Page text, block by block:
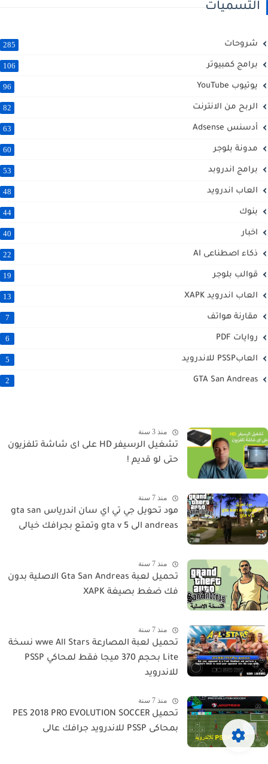
التسميات
شروحات 285
برامج كمبيوتر 106
يوتيوب YouTube 96
الربح من الانترنت 82
أدسنس Adsense 63
مدونة بلوجر 60
برامج اندروبد 53
العاب اندرويد 48
بنوك 44
اخبار 40
ذكاء اصطناعى AI 22
قوالب بلوجر 19
العاب اندرويد XAPK 13
مقارنة هواتف 7
روايات PDF 6
العابPSSP للاندرويد 5
GTA San Andreas
2
منذ 3 سنة
تشغيل الرسيفر HD على اى شاشة تلفزيون
حتى لو قديم !
منذ 7 سنة
مود تحويل جي تي اي سان اندرياس gta san
andreas الى gta v 5 وتمتع بجرافك خيالى
منذ 7 سنة
تحميل لعبة Gta San Andreas الاصلية بدون
فك ضغط بصيغة XAPK
منذ 7 سنة
تحميل لعبة المصارعة wwe All Stars نسخة
Lite بحجم 370 ميجا فقط لمحاكي PSSP
للاندرويد
منذ 7 سنة
تحميل PES 2018 PRO EVOLUTION SOCCER
بمحاكى PSSP للاندرويد جرافك عالى